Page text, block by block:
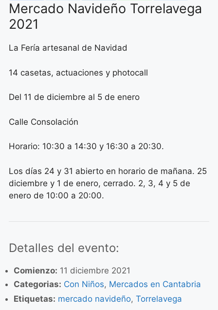
Mercado Navideño Torrelavega
2021
La Fería artesanal de Navidad
14 casetas, actuaciones y photocall
Del 11 de diciembre al 5 de enero
Calle Consolación
Horario: 10:30 a 14:30 y 16:30 a 20:30.
Los días 24 y 31 abierto en horario de mañana. 25
diciembre y 1 de enero, cerrado. 2, 3, 4 y 5 de
enero de 10:00 a 20:00.
Detalles del evento:
Comienzo: 11 diciembre 2021
Categorias: Con Niños, Mercados en Cantabria
Etiquetas: mercado navideño,Torrelavega